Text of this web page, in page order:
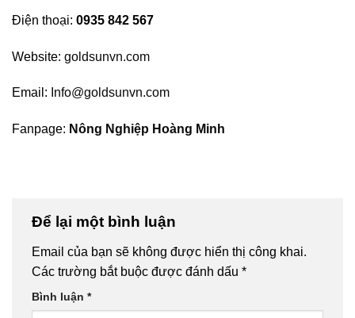
Điện thoại: 0935 842 567
Website: goldsunvn.com
Email: Info@goldsunvn.com
Fanpage: Nông Nghiệp Hoàng Minh
Để lại một bình luận
Email của bạn sẽ không được hiển thị công khai.
Các trường bắt buộc được đánh dấu *
Bình luận *